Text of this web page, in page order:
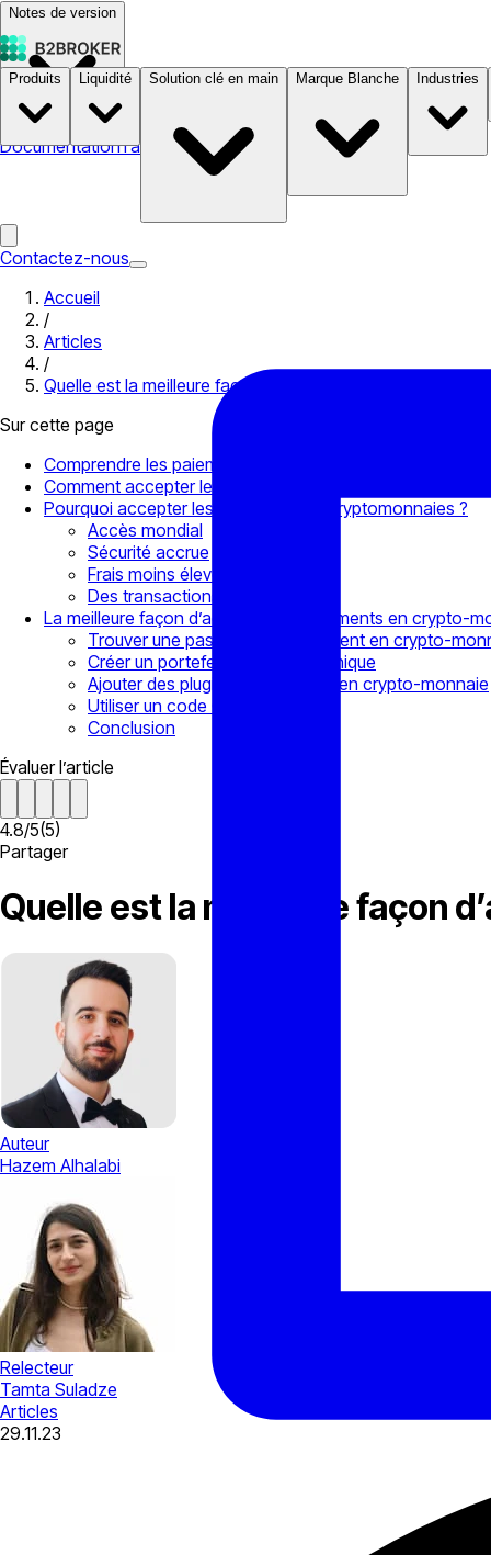
Notes de version
DocumentationTarifs B2STORE
Produits Liquidité Solution clé en main Marque Blanche Industries
Contactez-nous
Accueil
/
Articles
/
Quelle est la meilleure façon d’accepter les paiements
Sur cette page
Comprendre les paiements en crypto-monnaie
Comment accepter les paiements en cryptomonnaies
Pourquoi accepter les paiements en cryptomonnaies ?
Accès mondial
Sécurité accrue
Frais moins élevés
Des transactions plus rapides
La meilleure façon d’accepter les paiements en crypto-
Trouver une passerelle de paiement en crypto-
Créer un portefeuille cryptographique
Ajouter des plugins de paiement en crypto-monnaie
Utiliser un code QR scannable
Conclusion
Évaluer l’article
4.8/5(5)
Partager
Quelle est la meilleure façon
Auteur
Hazem Alhalabi
Relecteur
Tamta Suladze
Articles
29.11.23